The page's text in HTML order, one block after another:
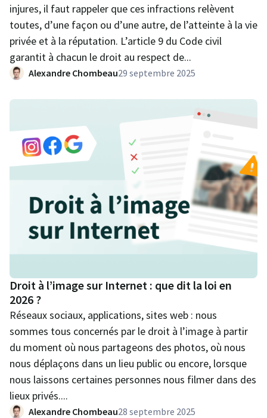
injures, il faut rappeler que ces infractions relèvent
toutes, d’une façon ou d’une autre, de l’atteinte à la vie
privée et à la réputation. L’article 9 du Code civil
garantit à chacun le droit au respect de...
Alexandre Chombeau29 septembre 2025
Droit à l’image sur Internet : que dit la loi en
2026 ?
Réseaux sociaux, applications, sites web : nous
sommes tous concernés par le droit à l’image à partir
du moment où nous partageons des photos, où nous
nous déplaçons dans un lieu public ou encore, lorsque
nous laissons certaines personnes nous filmer dans des
lieux privés....
Alexandre Chombeau28 septembre 2025